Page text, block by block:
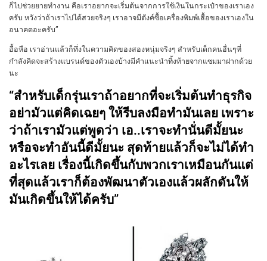
ก็ไปช่วยยายทำงาน คือเราอยากจะเริ่มต้นจากการใช้เงินในกระเป๋าของเราเอง
ครับ หวังว่าถ้าเราไปได้สวยจริงๆ เราอาจมีตังค์ซื้อเครื่องพิมพ์เสื้อของเราเองใน
อนาคตอะครับ”
อื้อหือ เราอ่านแล้วก็ทึ่งในความคิดของสองหนุ่มจริงๆ สำหรับเด็กคนอื่นๆที่
กำลังคิดจะสร้างแบรนด์ของตัวเองบ้างมีคำแนะนำทิ้งท้ายจากแซมมาฝากด้วย
นะ
“สำหรับเด็กรุ่นเราถ้าอยากที่จะเริ่มต้นทำธุรกิจ
อย่ามัวแต่คิดเฉยๆ ให้รีบลงมือทำมันเลย เพราะ
ว่าถ้าเรามัวแต่พูดว่า เอ..เราจะทำนั่นดีมั้ยนะ
หรือจะทำอันนี้ดีมั้ยนะ สุดท้ายแล้วก็จะไม่ได้ทำ
อะไรเลย เรื่องนี้เกิดขึ้นกับพวกเราเหมือนกันแต่
ที่สุดแล้วเราก็ต้องพัฒนาตัวเองแล้วผลักดันให้
มันเกิดขึ้นให้ได้ครับ”